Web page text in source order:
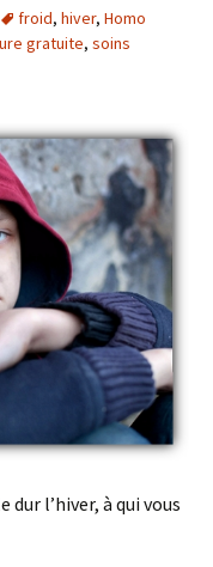
froid, hiver, Homo
gratuite, soins
dur l’hiver, à qui vous